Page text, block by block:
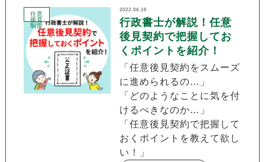
任意
後見
制度
2022.06.16
行政書士が解説！任意
後見契約で把握してお
くポイントを紹介！
「任意後見契約をスムーズ
に進められるの…」
「どのようなことに気を付
けるべきなのか…」
「任意後見契約で把握して
おくポイントを教えて欲し
い！」